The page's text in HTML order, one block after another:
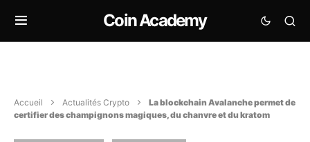
Coin Academy
Accueil Actualités Crypto
La blockchain Avalanche permet de
certifier des champignons magiques, du chanvre et du kratom